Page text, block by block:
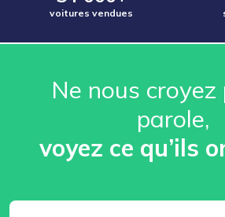
voitures vendues
Ne nous croyez
parole, ️
voyez ce qu’ils